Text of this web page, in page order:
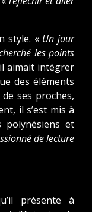
style. « Un jour
les points
aimait intégrer
des éléments
ses proches,
il s’est mis à
polynésiens et
de lecture
présente à